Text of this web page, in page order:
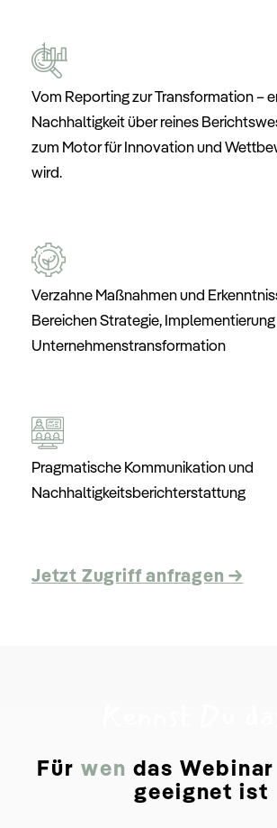
Vom ReportingzurTransformation–
Nachhaltigkeitüberreines
zum MotorfürInnovationund
wird.
Verzahne Maßnahmen und
Bereichen Strategie,
Unternehmenstransformation
Pragmatische Kommunikation und
Nachhaltigkeitsberichterstattung
Jetzt Zugriff anfragen →
Fürwen das
geeignet ist